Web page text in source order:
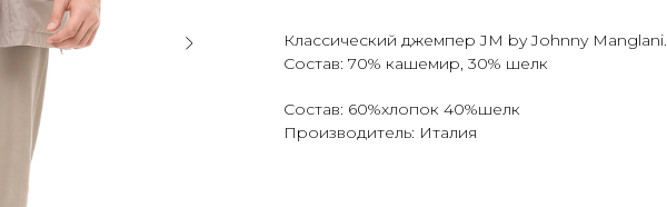
Классический джемпер JM by Johnny Manglani.
Состав: 70% кашемир, 30% шелк
Состав: 60%хлопок 40%шелк
Производитель: Италия